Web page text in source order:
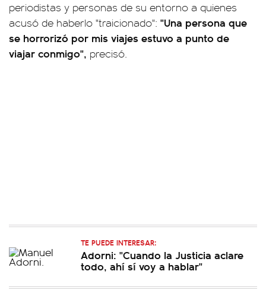
periodistas y personas de su entorno a quienes
acusó de haberlo "traicionado": "Una persona que
se horrorizó por mis viajes estuvo a punto de
viajar conmigo", precisó.
TE PUEDE INTERESAR:
Adorni: "Cuando la Justicia aclare
todo, ahí sí voy a hablar"